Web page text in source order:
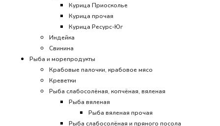
Курица Приосколье
Курица прочая
Курица Ресурс-Юг
Индейка
Свинина
Рыба и морепродукты
Крабовые палочки, крабовое мясо
Креветки
Рыба слабосолёная, копчёная, вяленая
Рыба вяленая
Рыба вяленая прочая
Рыба слабосолёная и пряного посола